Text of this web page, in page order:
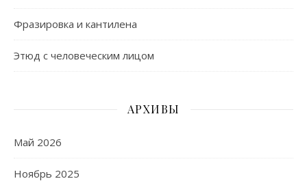
Фразировка и кантилена
Этюд с человеческим лицом
АРХИВЫ
Май 2026
Ноябрь 2025